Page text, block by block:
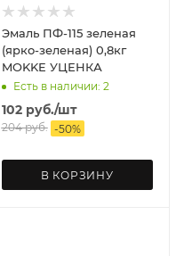
Эмаль ПФ-115 зеленая
(ярко-зеленая) 0,8кг
MOKKE УЦЕНКА
Есть в наличии: 2
102руб./шт
204руб. -50%
В КОРЗИНУ